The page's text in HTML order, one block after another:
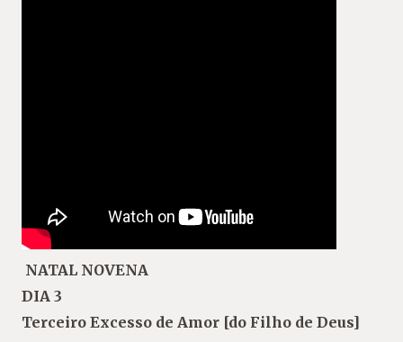
NATAL NOVENA
DIA 3
Terceiro Excesso de Amor [do Filho de Deus]